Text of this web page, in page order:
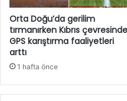
Orta Doğu’da gerilim
tırmanırken Kıbrıs çevresinde
GPS karıştırma faaliyetleri
arttı
1 hafta önce